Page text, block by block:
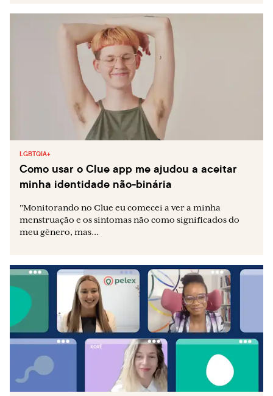
LGBTQIA+
Como usar o Clue app me ajudou a aceitar
minha identidade não-binária
"Monitorando no Clue eu comecei a ver a minha
menstruação e os sintomas não como significados do
meu gênero, mas...